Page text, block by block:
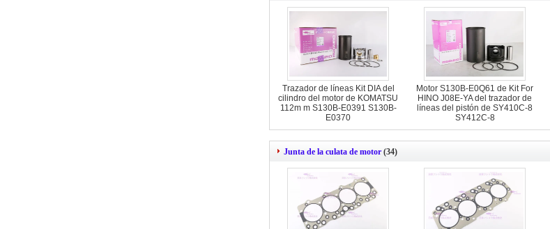
Trazador de líneas Kit DIA del
cilindro del motor de KOMATSU
112m m S130B-E0391 S130B-
E0370
Motor S130B-E0Q61 de Kit For
HINO J08E-YA del trazador de
líneas del pistón de SY410C-8
SY412C-8
Junta de la culata de motor (34)